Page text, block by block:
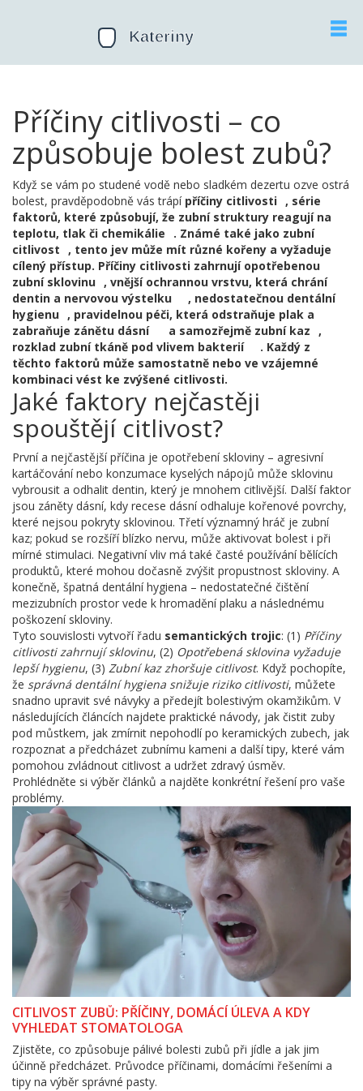
Příčiny citlivosti – co
způsobuje bolest zubů?
Když se vám po studené vodě nebo sladkém dezertu ozve ostrá
bolest, pravděpodobně vás trápí příčiny citlivosti , série
faktorů, které způsobují, že zubní struktury reagují na
teplotu, tlak či chemikálie
. Známé také jako zubní
citlivost
, tento jev může mít různé kořeny a vyžaduje
cílený přístup. Příčiny citlivosti zahrnují opotřebenou
zubní sklovinu , vnější ochrannou vrstvu, která chrání
dentin a nervovou výstelku
, nedostatečnou dentální
hygienu , pravidelnou péči, která odstraňuje plak a
zabraňuje zánětu dásní
a samozřejmě zubní kaz
,
rozklad zubní tkáně pod vlivem bakterií
. Každý z
těchto faktorů může samostatně nebo ve vzájemné
kombinaci vést ke zvýšené citlivosti.
Jaké faktory nejčastěji
spouštějí citlivost?
První a nejčastější příčina je opotřebení skloviny – agresivní
kartáčování nebo konzumace kyselých nápojů může sklovinu
vybrousit a odhalit dentin, který je mnohem citlivější. Další faktor
jsou záněty dásní, kdy recese dásní odhaluje kořenové povrchy,
které nejsou pokryty sklovinou. Třetí významný hráč je zubní
kaz; pokud se rozšíří blízko nervu, může aktivovat bolest i při
mírné stimulaci. Negativní vliv má také časté používání bělících
produktů, které mohou dočasně zvýšit propustnost skloviny. A
konečně, špatná dentální hygiena – nedostatečné čištění
mezizubních prostor vede k hromadění plaku a následnému
poškození skloviny.
Tyto souvislosti vytvoří řadu semantických trojic: (1) Příčiny
citlivosti zahrnují sklovinu, (2) Opotřebená sklovina vyžaduje
lepší hygienu, (3) Zubní kaz zhoršuje citlivost. Když pochopíte,
že správná dentální hygiena snižuje riziko citlivosti, můžete
snadno upravit své návyky a předejít bolestivým okamžikům. V
následujících článcích najdete praktické návody, jak čistit zuby
pod můstkem, jak zmírnit nepohodlí po keramických zubech, jak
rozpoznat a předcházet zubnímu kameni a další tipy, které vám
pomohou zvládnout citlivost a udržet zdravý úsměv.
Prohlédněte si výběr článků a najděte konkrétní řešení pro vaše
problémy.
CITLIVOST ZUBŮ: PŘÍČINY, DOMÁCÍ ÚLEVA A KDY
VYHLEDAT STOMATOLOGA
Zjistěte, co způsobuje pálivé bolesti zubů při jídle a jak jim
účinně předcházet. Průvodce příčinami, domácími řešeními a
tipy na výběr správné pasty.